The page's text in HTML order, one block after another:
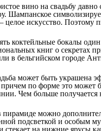
вино на свадьбу
Шампанское
целое искусство. Поэтому
коктейльные бокалы
книг о секретах
в бельгийском городе
может быть украшена
причем по форме это может
Чем больше получается
пирамиде можно
подсветкой и особым
стекает на нижние ярусы